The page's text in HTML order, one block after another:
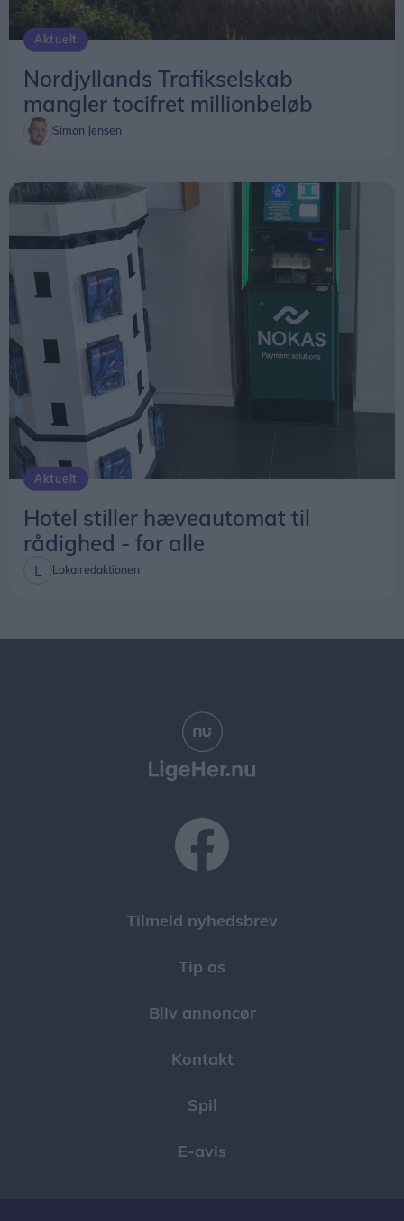
Aktuelt
Nordjyllands Trafikselskab
mangler tocifret millionbeløb
Simon Jensen
Aktuelt
Hotel stiller hæveautomat til
rådighed - for alle
Lokalredaktionen
Tilmeld nyhedsbrev
Tip os
Bliv annoncør
Kontakt
Spil
E-avis